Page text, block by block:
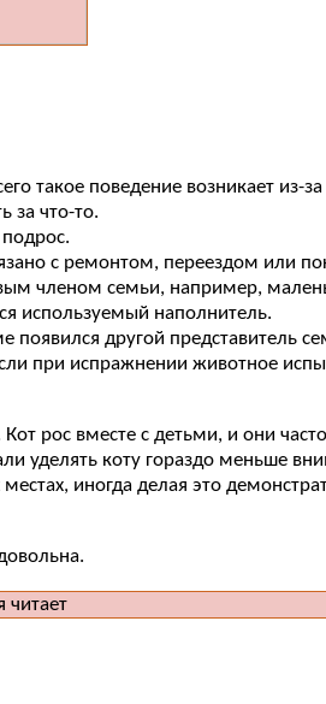
такое поведение возникает из-
за что-то.
с ремонтом, переездом или
членом семьи, например,
используемый наполнитель.
другой представитель
при испражнении животное
рос вместе с детьми, и они
уделять коту гораздо меньше
иногда делая это